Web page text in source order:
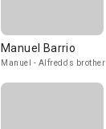
Manuel Barrio
Manuel - Alfredo's brother